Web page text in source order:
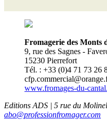
Fromagerie des Monts
9, rue des Sagnes -
15230 Pierrefort
Tél. : +33 (0)4 71 73 26
www.fromages-du-
Editions ADS | 5 rue du
abo@professionfromager.com